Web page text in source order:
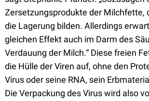
Zersetzungsprodukte der Milchfette,
die Lagerung bilden. Allerdings
gleichen Effekt auch im Darm des
Verdauung der Milch.“ Diese freien
die Hülle der Viren auf, ohne den
Virus oder seine RNA, sein
Die Verpackung des Virus wird also